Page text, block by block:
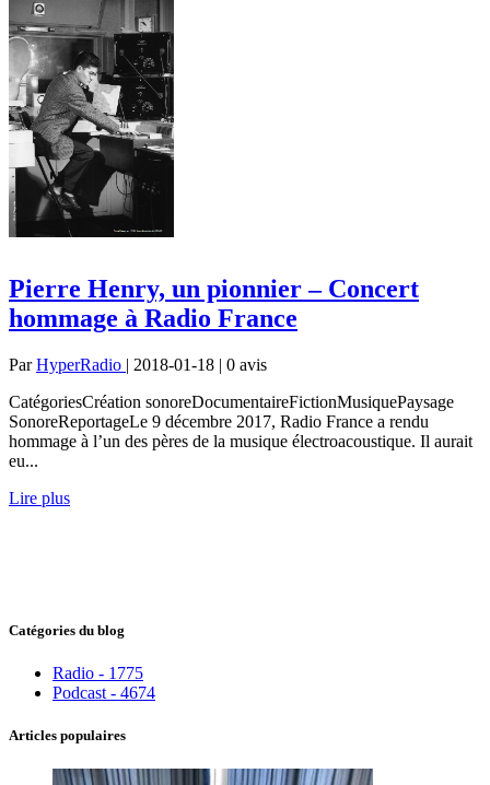
Pierre Henry, un pionnier – Concert
hommage à Radio France
ParHyperRadio | 2018-01-18 | 0 avis
CatégoriesCréation sonoreDocumentaireFictionMusiquePaysage
SonoreReportageLe 9 décembre 2017, Radio France a rendu
hommage à l’un des pères de la musique électroacoustique. Il aurait
eu...
Lire plus
Catégories du blog
Radio - 1775
Podcast - 4674
Articles populaires